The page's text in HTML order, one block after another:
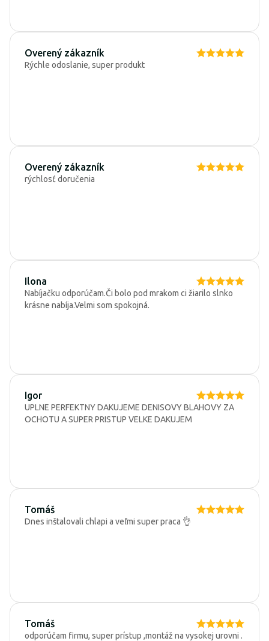
Overený zákazník
Rýchle odoslanie, super produkt
Overený zákazník
rýchlosť doručenia
Ilona
Nabíjačku odporúčam.Či bolo pod mrakom ci žiarilo slnko
krásne nabíja.Velmi som spokojná.
Igor
UPLNE PERFEKTNY DAKUJEME DENISOVY BLAHOVY ZA
OCHOTU A SUPER PRISTUP VELKE DAKUJEM
Tomáš
Dnes inštalovali chlapi a veľmi super praca 👌
Tomáš
odporúčam firmu, super prístup ,montáž na vysokej urovni .